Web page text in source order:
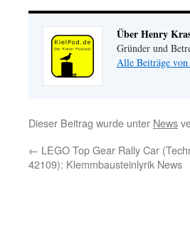
Über Henry
Gründer und
Alle Beiträge von
Dieser Beitrag wurde unter News
← LEGO Top Gear Rally Car
42109): Klemmbausteinlyrik News